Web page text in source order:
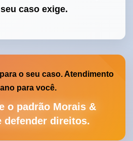
caso exige.
o seu caso. Atendimento
para você.
o padrão Morais &
defender direitos.